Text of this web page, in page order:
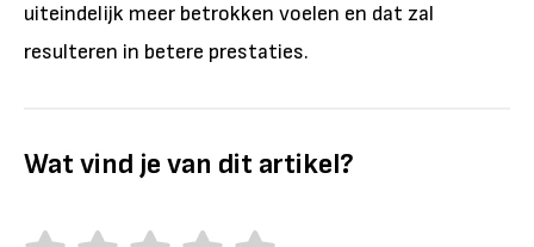
uiteindelijk meer betrokken voelen en dat zal
resulteren in betere prestaties.
Wat vind je van dit artikel?